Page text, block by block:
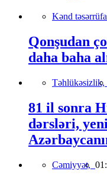
Kənd
Qonşudan
daha baha
Təhlükəsizlik,
81 il sonra
dərsləri,
Cəmiyyət,